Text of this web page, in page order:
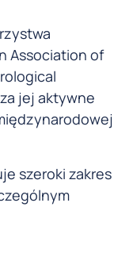
Association of
jej aktywne
szeroki zakres